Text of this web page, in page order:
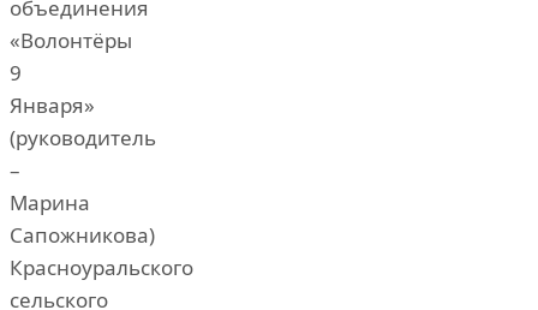
объединения
«Волонтёры
9
Января»
(руководитель
–
Марина
Сапожникова)
Красноуральского
сельского